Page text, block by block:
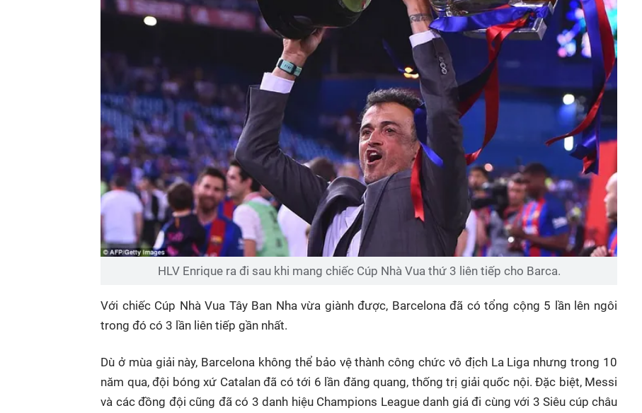
HLV Enrique ra đi sau khi mang chiếc Cúp Nhà Vua thứ 3 liên tiếp cho Barca.
Với chiếc Cúp Nhà Vua Tây Ban Nha vừa giành được, Barcelona đã có tổng cộng 5 lần lên ngôi
trong đó có 3 lần liên tiếp gần nhất.
Dù ở mùa giải này, Barcelona không thể bảo vệ thành công chức vô địch La Liga nhưng trong 10
năm qua, đội bóng xứ Catalan đã có tới 6 lần đăng quang, thống trị giải quốc nội. Đặc biệt, Messi
và các đồng đội cũng đã có 3 danh hiệu Champions League danh giá đi cùng với 3 Siêu cúp châu